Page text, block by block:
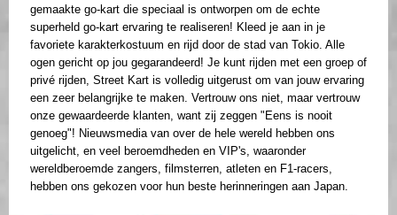
gemaakte go-kart die speciaal is ontworpen om de echte
superheld go-kart ervaring te realiseren! Kleed je aan in je
favoriete karakterkostuum en rijd door de stad van Tokio. Alle
ogen gericht op jou gegarandeerd! Je kunt rijden met een groep of
privé rijden, Street Kart is volledig uitgerust om van jouw ervaring
een zeer belangrijke te maken. Vertrouw ons niet, maar vertrouw
onze gewaardeerde klanten, want zij zeggen "Eens is nooit
genoeg"! Nieuwsmedia van over de hele wereld hebben ons
uitgelicht, en veel beroemdheden en VIP's, waaronder
wereldberoemde zangers, filmsterren, atleten en F1-racers,
hebben ons gekozen voor hun beste herinneringen aan Japan.